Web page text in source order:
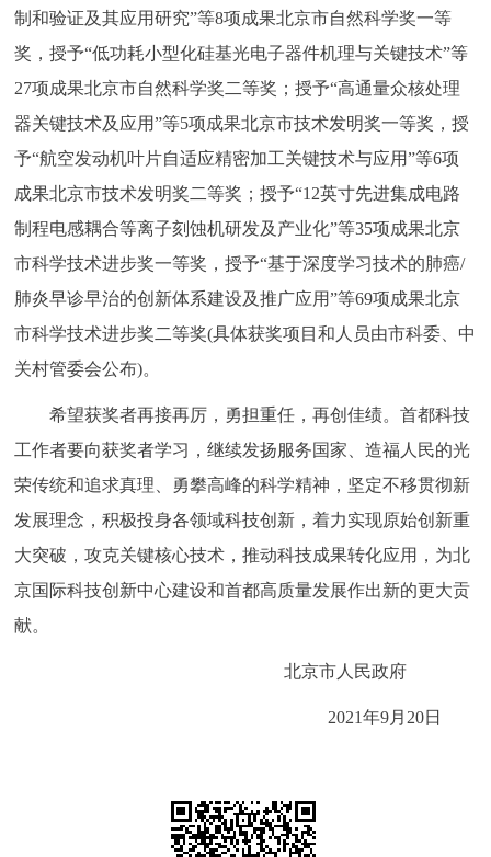
多语种
ENGLISH 한국어 日本語
ESPAÑOL العربية PORTUGUÊS
ITALIANO
制和验证及其应用研究”等8项成果北京市自然科学奖一等
奖，授予“低功耗小型化硅基光电子器件机理与关键技术”等
27项成果北京市自然科学奖二等奖；授予“高通量众核处理
器关键技术及应用”等5项成果北京市技术发明奖一等奖，授
予“航空发动机叶片自适应精密加工关键技术与应用”等6项
成果北京市技术发明奖二等奖；授予“12英寸先进集成电路
制程电感耦合等离子刻蚀机研发及产业化”等35项成果北京
市科学技术进步奖一等奖，授予“基于深度学习技术的肺癌/
肺炎早诊早治的创新体系建设及推广应用”等69项成果北京
市科学技术进步奖二等奖(具体获奖项目和人员由市科委、中
关村管委会公布)。
希望获奖者再接再厉，勇担重任，再创佳绩。首都科技
工作者要向获奖者学习，继续发扬服务国家、造福人民的光
荣传统和追求真理、勇攀高峰的科学精神，坚定不移贯彻新
发展理念，积极投身各领域科技创新，着力实现原始创新重
大突破，攻克关键核心技术，推动科技成果转化应用，为北
京国际科技创新中心建设和首都高质量发展作出新的更大贡
献。
北京市人民政府
2021年9月20日